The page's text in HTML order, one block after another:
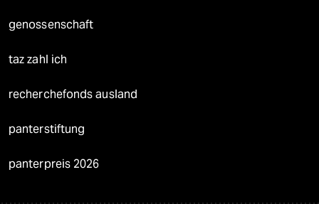
genossenschaft
taz zahl ich
recherchefonds ausland
panterstiftung
panterpreis 2026